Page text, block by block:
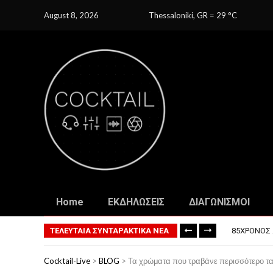
August 8, 2026 Thessaloniki, GR = 29 C
Home ΕΚΔΗΛΩΣΕΙΣ ΔΙΑΓΩΝΙΣΜΟΙ
ΤΕΛΕΥΤΑΙΑ ΣΥΝΤΑΡΑΚΤΙΚΑ ΝΕΑ
ΤΟ ΠΡΏΤΟ
ΦΟΒΕΡΆ
85ΧΡΟΝΟΣ
ΠΏΣ ΘΑ
Cocktail-Live > BLOG > Τα χρώματα που τραβάνε περισσότερο